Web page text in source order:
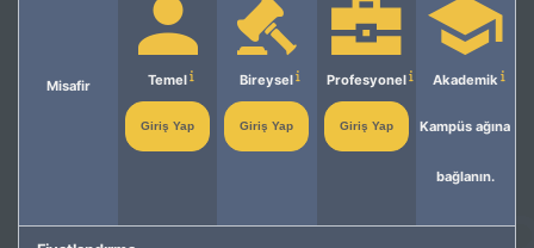
Misafir Temel
Giriş Yap
Bireysel
Giriş Yap
Profesyonel
Giriş Yap
Akademik
Kampüs ağına
bağlanın.